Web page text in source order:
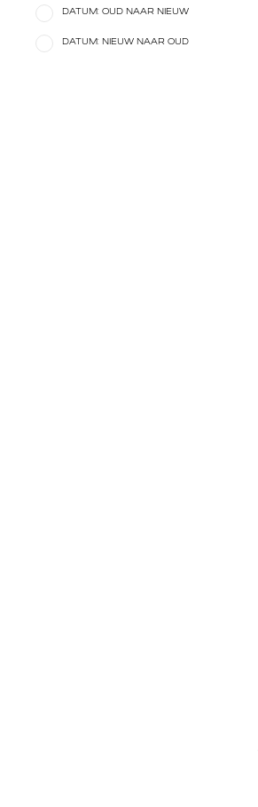
DATUM: OUD NAAR NIEUW
DATUM: NIEUW NAAR OUD